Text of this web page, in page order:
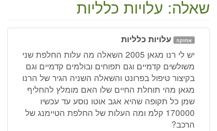
שאלה: עלויות כלליות
אחזקה עלויות כלליות
יש לי רנו מגאן 2005 השאלה מה עלות החלפת שני
משולשים קדמיים וגם תפוחים ובולמים קדמיים וגם
בקיצור טיפול בפרונט והשאלה השניה הגיר של הרנו
מגאן מהי תוחלת החיים שלו האם מומלץ להחליף
שמן כל תקופה שהיא אגב אוטו נוסע עד עכשיו
170000 קלמ ומה העלות של החלפת הטיימנג של
הרכב?